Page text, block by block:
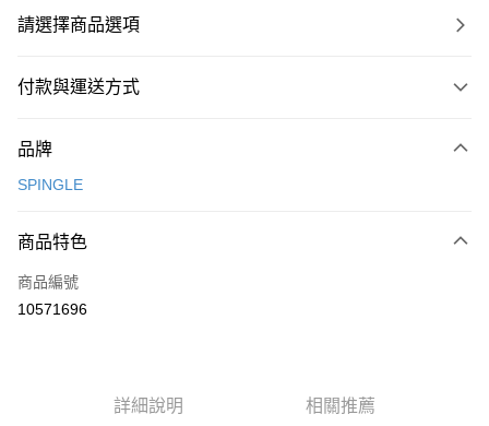
請選擇商品選項
付款與運送方式
信用卡一次付款
LINE Pay
Apple Pay
品牌
SPINGLE
商品特色
商品編號
10571696
詳細說明 相關推薦